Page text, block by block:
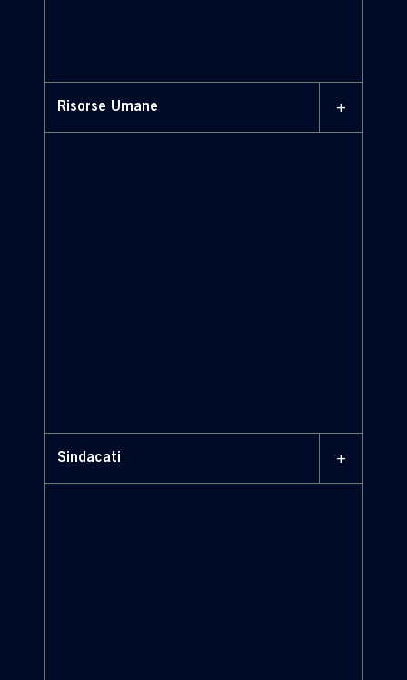
Risorse Umane +
Sindacati +